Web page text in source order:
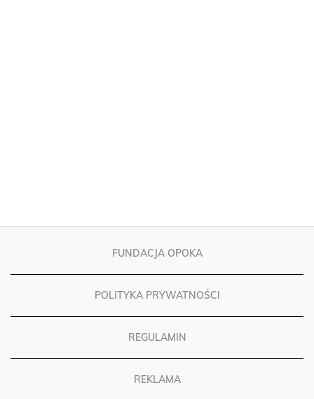
FUNDACJA OPOKA
POLITYKA PRYWATNOŚCI
REGULAMIN
REKLAMA